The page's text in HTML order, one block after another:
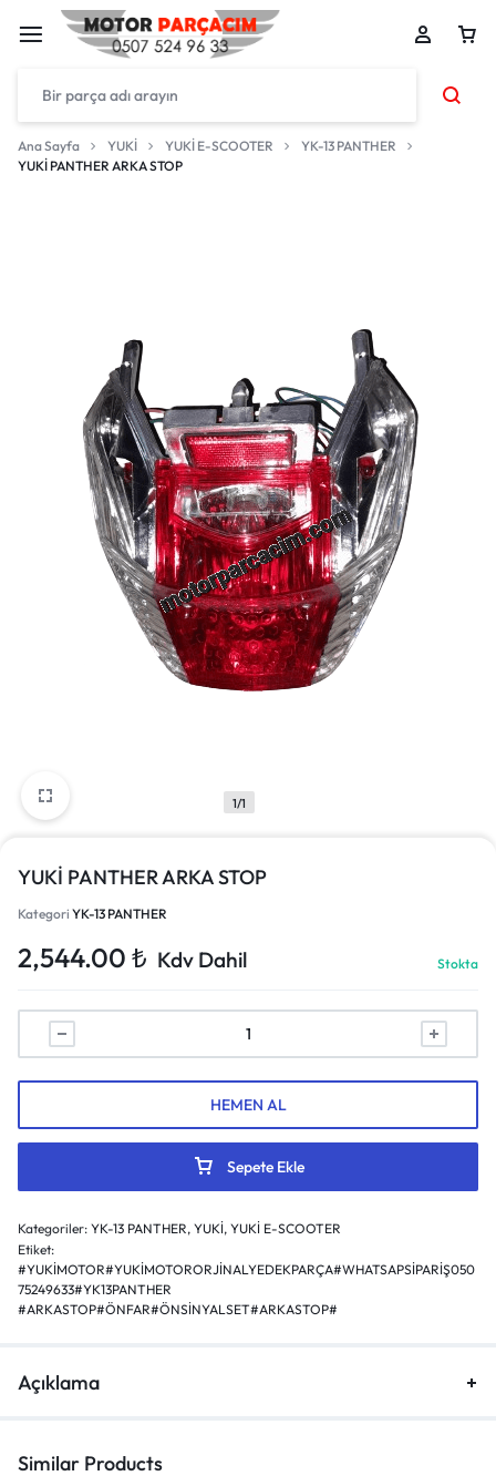
Ana Sayfa YUKİ YUKİ E-SCOOTER
YK-13 PANTHER
YUKİ PANTHER ARKA STOP
1/1
YUKİ PANTHER ARKA STOP
Kategori YK-13 PANTHER
2,544.00 ₺ Kdv Dahil Stokta
Sepete Ekle
HEMEN AL
Kategoriler: YK-13 PANTHER, YUKİ, YUKİ E-SCOOTER
Etiket:
#YUKİMOTOR#YUKİMOTORORJİNALYEDEKPARÇA#WHATSAPSİPARİŞ050
75249633#YK13PANTHER
#ARKASTOP#ÖNFAR#ÖNSİNYALSET#ARKASTOP#
Açıklama
Similar Products